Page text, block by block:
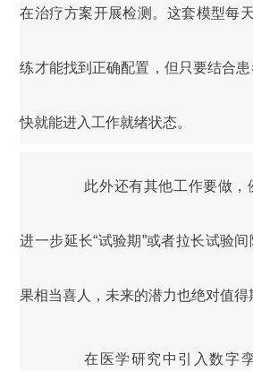
在治疗方案开展检测。这套模型每
练才能找到正确配置，但只要结合
快就能进入工作就绪状态。
此外还有其他工作要做，
进一步延长“试验期”或者拉长试验
果相当喜人，未来的潜力也绝对值得
在医学研究中引入数字